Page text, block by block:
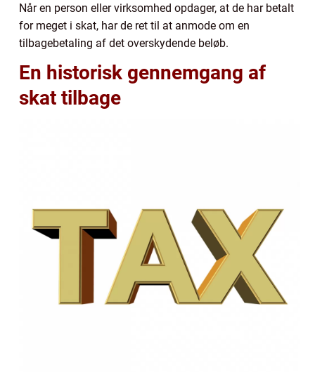
Når en person eller virksomhed opdager, at de har betalt
for meget i skat, har de ret til at anmode om en
tilbagebetaling af det overskydende beløb.
En historisk gennemgang af
skat tilbage